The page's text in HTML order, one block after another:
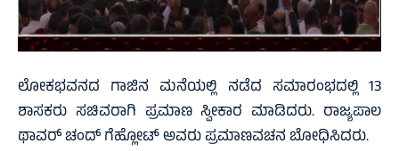
ಲೋಕಭವನದ ಗಾಜಿನ ಮನೆಯಲ್ಲಿ ನಡೆದ ಸಮಾರಂಭದಲ್ಲಿ 13
ಶಾಸಕರು ಸಚಿವರಾಗಿ ಪ್ರಮಾಣ ಸ್ವೀಕಾರ ಮಾಡಿದರು. ರಾಜ್ಯಪಾಲ
ಥಾವರ್‌ ಚಂದ್‌ ಗೆಹ್ಲೋಟ್‌ ಅವರು ಪ್ರಮಾಣವಚನ ಬೋಧಿಸಿದರು.